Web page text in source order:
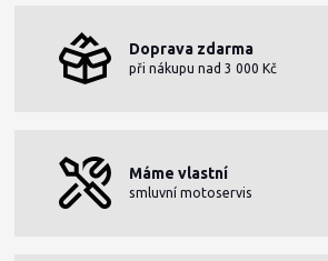
Doprava zdarma
při nákupu nad 3 000 Kč
Máme vlastní
smluvní motoservis